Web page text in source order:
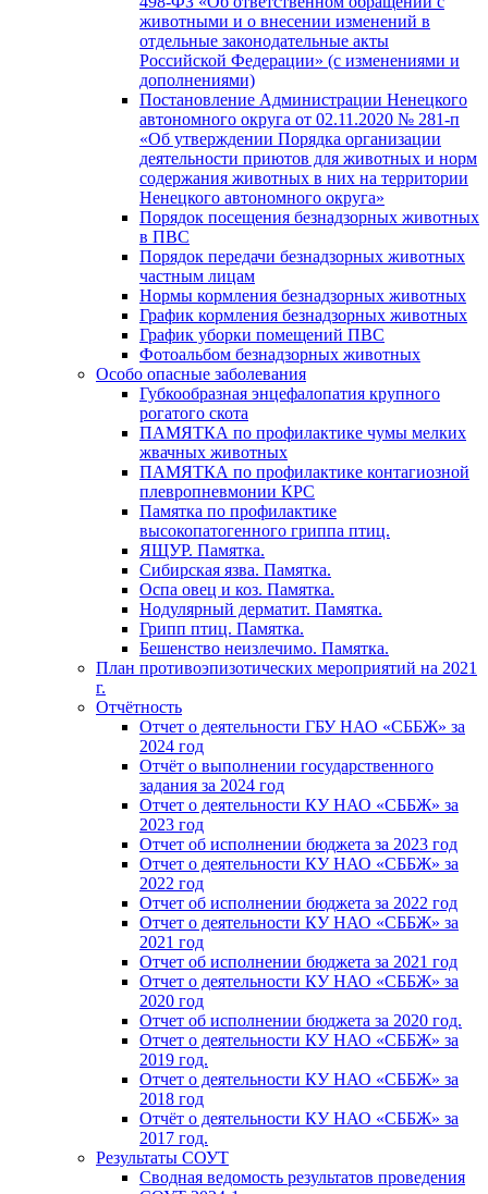
животными и о внесении изменений в
отдельные законодательные акты
Российской Федерации» (с изменениями и
дополнениями)
Постановление Администрации Ненецкого
автономного округа от 02.11.2020 № 281-п
«Об утверждении Порядка организации
деятельности приютов для животных и норм
содержания животных в них на территории
Ненецкого автономного округа»
Порядок посещения безнадзорных животных
в ПВС
Порядок передачи безнадзорных животных
частным лицам
Нормы кормления безнадзорных животных
График кормления безнадзорных животных
График уборки помещений ПВС
Фотоальбом безнадзорных животных
Особо опасные заболевания
Губкообразная энцефалопатия крупного
рогатого скота
ПАМЯТКА по профилактике чумы мелких
жвачных животных
ПАМЯТКА по профилактике контагиозной
плевропневмонии КРС
Памятка по профилактике
высокопатогенного гриппа птиц.
ЯЩУР. Памятка.
Сибирская язва. Памятка.
Оспа овец и коз. Памятка.
Нодулярный дерматит. Памятка.
Грипп птиц. Памятка.
Бешенство неизлечимо. Памятка.
План противоэпизотических мероприятий на 2021
г.
Отчётность
Отчет о деятельности ГБУ НАО «СББЖ» за
2024 год
Отчёт о выполнении государственного
задания за 2024 год
Отчет о деятельности КУ НАО «СББЖ» за
2023 год
Отчет об исполнении бюджета за 2023 год
Отчет о деятельности КУ НАО «СББЖ» за
2022 год
Отчет об исполнении бюджета за 2022 год
Отчет о деятельности КУ НАО «СББЖ» за
2021 год
Отчет об исполнении бюджета за 2021 год
Отчет о деятельности КУ НАО «СББЖ» за
2020 год
Отчет об исполнении бюджета за 2020 год.
Отчет о деятельности КУ НАО «СББЖ» за
2019 год.
Отчет о деятельности КУ НАО «СББЖ» за
2018 год
Отчёт о деятельности КУ НАО «СББЖ» за
2017 год.
Результаты СОУТ
Сводная ведомость результатов проведения